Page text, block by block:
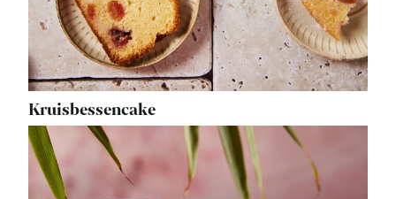
Kruisbessencake